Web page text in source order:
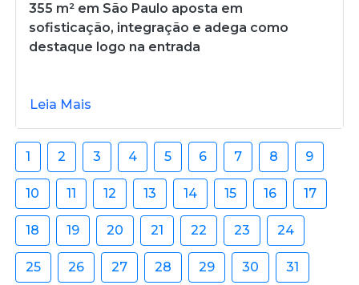
355 m² em São Paulo aposta em
sofisticação, integração e adega como
destaque logo na entrada
Leia Mais
1 2 3 4 5 6 7 8 9
10 11 12 13 14 15 16 17
18 19 20 21 22 23 24
25 26 27 28 29 30 31